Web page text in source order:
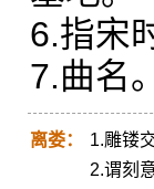
6.指宋
7.曲名。
离娄：
1.雕镂
2.谓刻